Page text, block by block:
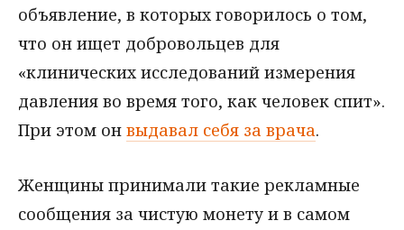
объявление, в которых говорилось о том,
что он ищет добровольцев для
«клинических исследований измерения
давления во время того, как человек спит».
При этом он выдавал себя за врача.
Женщины принимали такие рекламные
сообщения за чистую монету и в самом